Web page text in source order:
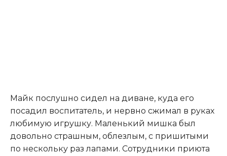
Майк послушно сидел на диване, куда его
посадил воспитатель, и нервно сжимал в руках
любимую игрушку. Маленький мишка был
довольно страшным, облезлым, с пришитыми
по нескольку раз лапами. Сотрудники приюта